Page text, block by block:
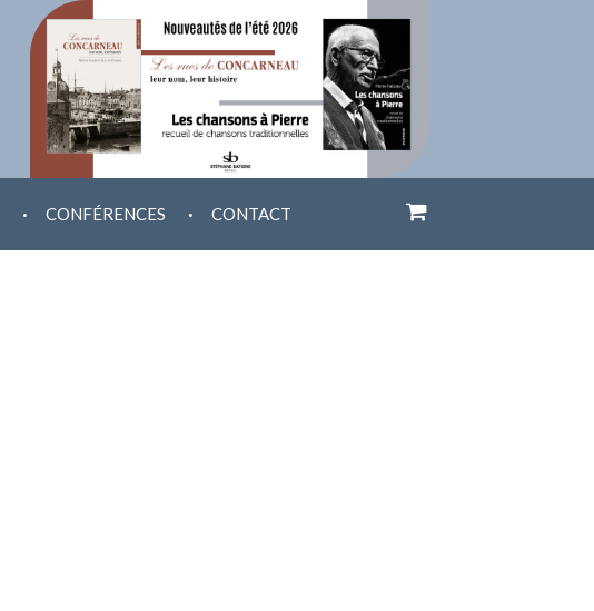
. CONFÉRENCES . CONTACT